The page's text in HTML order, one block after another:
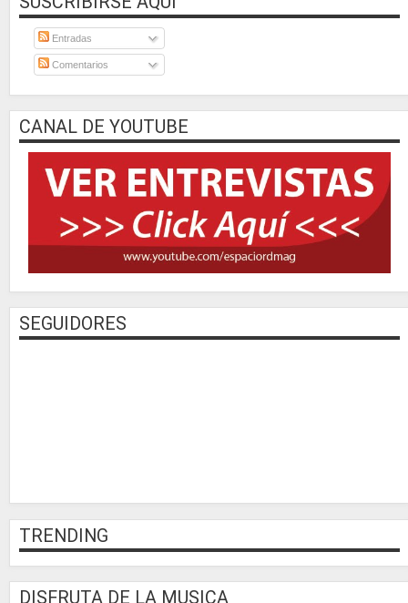
Entradas
Comentarios
CANAL DE YOUTUBE
SEGUIDORES
TRENDING
DISFRUTA DE LA MUSICA